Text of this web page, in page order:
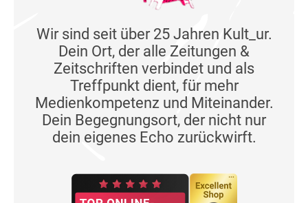
Wir sind seit über 25 Jahren Kult_ur.
Dein Ort, der alle Zeitungen &
Zeitschriften verbindet und als
Treffpunkt dient, für mehr
Medienkompetenz und Miteinander.
Dein Begegnungsort, der nicht nur
dein eigenes Echo zurückwirft.